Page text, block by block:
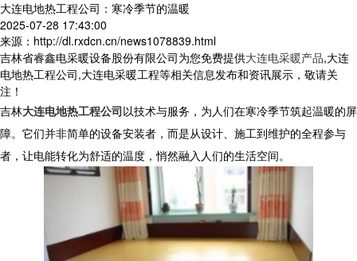
大连电地热工程公司：寒冷季节的温暖
2025-07-28 17:43:00
来源：http://dl.rxdcn.cn/news1078839.html
吉林省睿鑫电采暖设备股份有限公司为您免费提供大连电采暖产品,大连
电地热工程公司,大连电采暖工程等相关信息发布和资讯展示，敬请关
注！
吉林大连电地热工程公司以技术与服务，为人们在寒冷季节筑起温暖的屏
障。它们并非简单的设备安装者，而是从设计、施工到维护的全程参与
者，让电能转化为舒适的温度，悄然融入人们的生活空间。